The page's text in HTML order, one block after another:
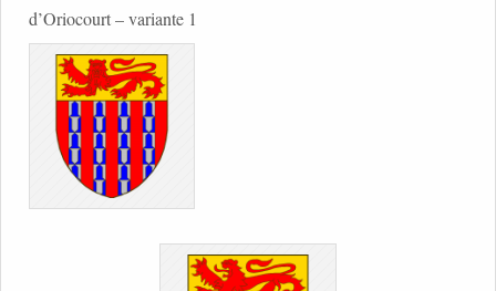
d’Oriocourt – variante 1